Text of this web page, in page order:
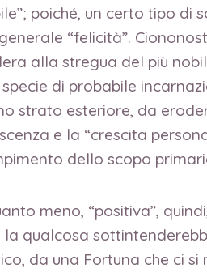
poiché, un certo tipo di
“felicità”.
alla stregua del più
di probabile
strato esteriore, da
e la “crescita
dello scopo
meno, “positiva”,
qualcosa
da una Fortuna che ci